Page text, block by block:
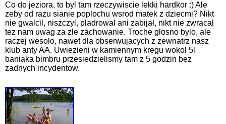
Co do jeziora, to byl tam rzeczywiscie lekki hardkor :) Ale
zeby od razu sianie poplochu wsrod matek z dziecmi? Nikt
nie gwalcil, niszczyl, pladrowal ani zabijał, nikt nie zwracal
tez nam uwag za zle zachowanie. Troche glosno bylo, ale
raczej wesolo, nawet dla obserwujacych z zewnatrz nasz
klub anty AA. Uwiezieni w kamiennym kregu wokol 5l
baniaka bimbru przesiedzielismy tam z 5 godzin bez
zadnych incydentow.